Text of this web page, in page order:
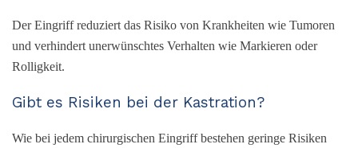
Der Eingriff reduziert das Risiko von Krankheiten wie Tumoren
und verhindert unerwünschtes Verhalten wie Markieren oder
Rolligkeit.
Gibt es Risiken bei der Kastration?
Wie bei jedem chirurgischen Eingriff bestehen geringe Risiken